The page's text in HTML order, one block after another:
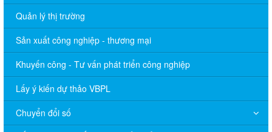
Quản lý thị trường
Sản xuất công nghiệp - thương mại
Khuyến công - Tư vấn phát triển công nghiệp
Lấy ý kiến dự thảo VBPL
Chuyển đổi số